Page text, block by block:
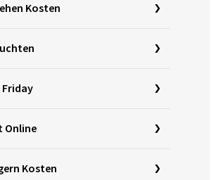
Kosten
Friday
Online
Kosten